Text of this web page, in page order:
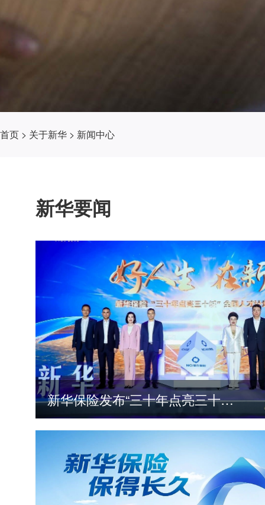
首页 > 关于新华 > 新闻中心
新华要闻
新华保险发布“三十年点亮三十城”全国人才计划